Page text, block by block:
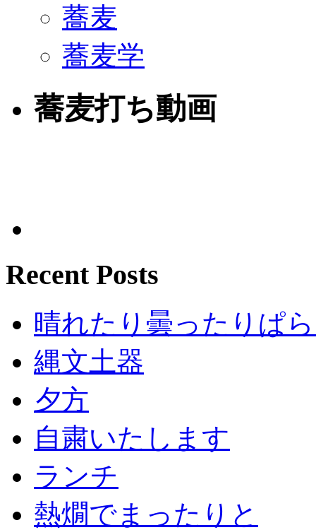
蕎麦
蕎麦学
蕎麦打ち動画
Recent Posts
晴れたり曇ったりぱ
縄文土器
夕方
自粛いたします
ランチ
熱燗でまったりと